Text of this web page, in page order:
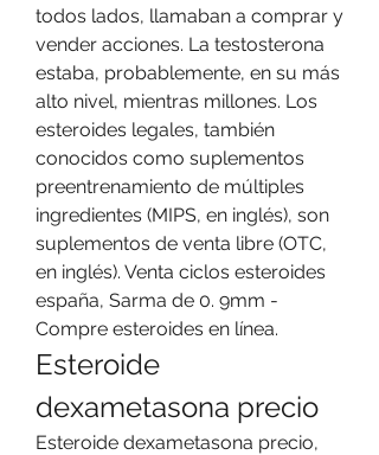
todos lados, llamaban a comprar y
vender acciones. La testosterona
estaba, probablemente, en su más
alto nivel, mientras millones. Los
esteroides legales, también
conocidos como suplementos
preentrenamiento de múltiples
ingredientes (MIPS, en inglés), son
suplementos de venta libre (OTC,
en inglés). Venta ciclos esteroides
españa, Sarma de 0. 9mm -
Compre esteroides en línea.
Esteroide
dexametasona precio
Esteroide dexametasona precio,